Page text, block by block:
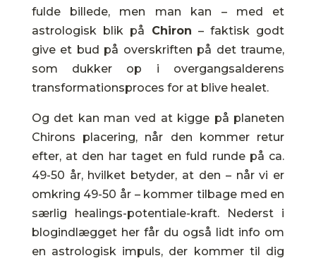
fulde billede, men man kan – med et
astrologisk blik på Chiron – faktisk godt
give et bud på overskriften på det traume,
som dukker op i overgangsalderens
transformationsproces for at blive healet.
Og det kan man ved at kigge på planeten
Chirons placering, når den kommer retur
efter, at den har taget en fuld runde på ca.
49-50 år, hvilket betyder, at den – når vi er
omkring 49-50 år – kommer tilbage med en
særlig healings-potentiale-kraft. Nederst i
blogindlægget her får du også lidt info om
en astrologisk impuls, der kommer til dig